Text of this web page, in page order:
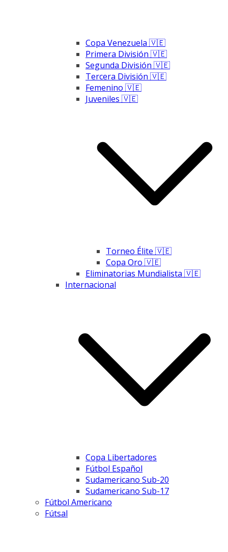
Copa Venezuela 🇻🇪
Primera División 🇻🇪
Segunda División 🇻🇪
Tercera División 🇻🇪
Femenino 🇻🇪
Juveniles 🇻🇪
Torneo Élite 🇻🇪
Copa Oro 🇻🇪
Eliminatorias Mundialista 🇻🇪
Internacional
Copa Libertadores
Fútbol Español
Sudamericano Sub-20
Sudamericano Sub-17
Fútbol Americano
Fútsal